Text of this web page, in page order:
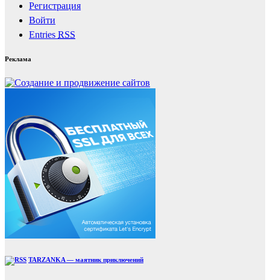
Регистрация
Войти
Entries RSS
Реклама
TARZANKA — маятник приключений